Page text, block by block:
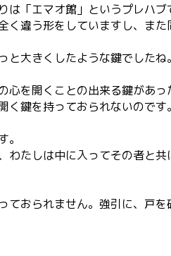
「エマオ館」というプレハブ
違う形をしていますし、ま
大きくしたような鍵でした
を開くことの出来る鍵があ
鍵を持っておられないのです。
たしは中に入ってその者と
おられません。強引に、戸を